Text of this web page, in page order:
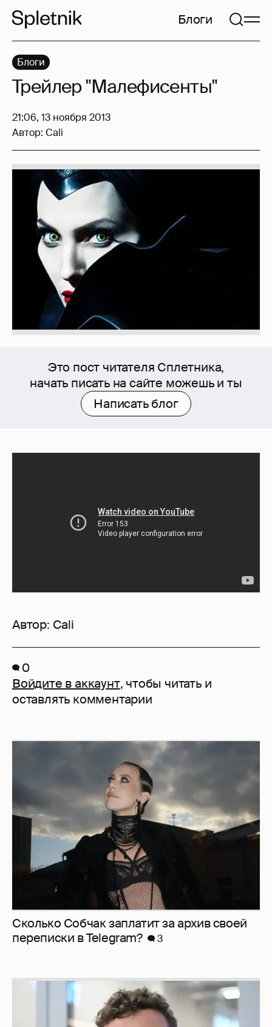
Блоги
Это пост читателя Сплетника,
начать писать на сайте можешь и ты
Написать блог
Автор: Cali
Блоги
Трейлер "Малефисенты"
21:06, 13 ноября 2013
Автор: Cali
0
Войдите в аккаунт, чтобы читать и
оставлять комментарии
Сколько Собчак заплатит за архив своей
перeписки в Telegram?
3